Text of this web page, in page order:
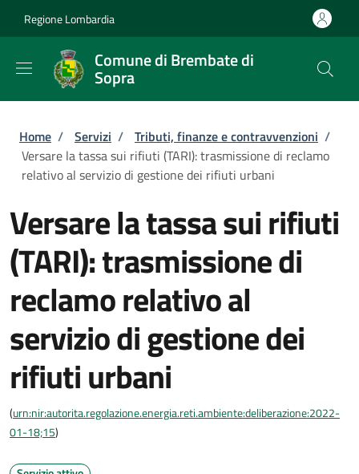
Regione Lombardia
Comune di Brembate di
Sopra
Briciole di pane
Home / Servizi / Tributi, finanze e contravvenzioni /
Versare la tassa sui rifiuti (TARI): trasmissione di reclamo
relativo al servizio di gestione dei rifiuti urbani
Versare la tassa sui rifiuti
(TARI): trasmissione di
reclamo relativo al
servizio di gestione dei
rifiuti urbani
(urn:nir:autorita.regolazione.energia.reti.ambiente:deliberazione:2022-
01-18;15)